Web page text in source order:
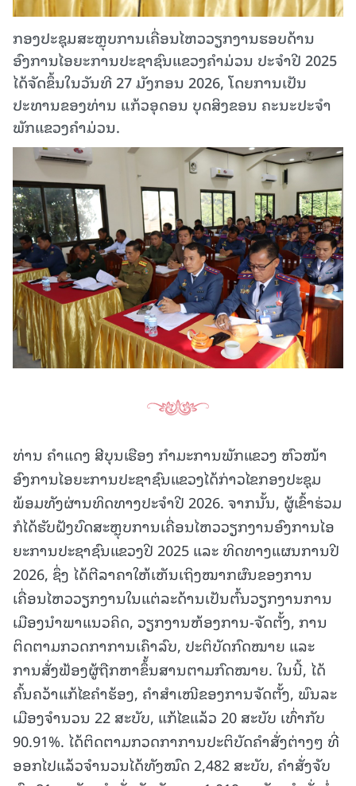
ກອງປະຊຸມສະຫຼຸບການເຄື່ອນໄຫວວຽກງານຮອບດ້ານ
ອົງການໄອຍະການປະຊາຊົນແຂວງຄໍາມ່ວນ ປະຈໍາປີ 2025
ໄດ້ຈັດຂຶ້ນໃນວັນທີ 27 ມັງກອນ 2026, ໂດຍການເປັນ
ປະທານຂອງທ່ານ ແກ້ວອຸດອນ ບຸດສິງຂອນ ຄະນະປະຈໍາ
ພັກແຂວງຄໍາມ່ວນ.
ທ່ານ ຄໍາແດງ ສີບຸນເຮືອງ ກໍາມະການພັກແຂວງ ຫົວໜ້າ
ອົງການໄອຍະການປະຊາຊົນແຂວງໄດ້ກ່າວໄຂກອງປະຊຸມ
ພ້ອມທັງຜ່ານທິດທາງປະຈໍາປີ 2026. ຈາກນັ້ນ, ຜູ້ເຂົ້າຮ່ວມ
ກໍໄດ້ຮັບຝັງບົດສະຫຼຸບການເຄື່ອນໄຫວວຽກງານອົງການໄອ
ຍະການປະຊາຊົນແຂວງປີ 2025 ແລະ ທິດທາງແຜນການປີ
2026, ຊຶ່ງ ໄດ້ຕີລາຄາໃຫ້ເຫັນເຖິງໝາກຜົນຂອງການ
ເຄື່ອນໄຫວວຽກງານໃນແຕ່ລະດ້ານເປັນຕົ້ນວຽກງານການ
ເມືອງນໍາພາແນວຄິດ, ວຽກງານຫ້ອງການ-ຈັດຕັ້ງ, ການ
ຕິດຕາມກວດກາການເຄົາລົບ, ປະຕິບັດກົດໝາຍ ແລະ
ການສັ່ງຟ້ອງຜູ້ຖືກຫາຂຶ້້ນສານຕາມກົດໝາຍ. ໃນນີ້, ໄດ້
ຄົ້ນຄວ້າແກ້ໄຂຄຳຮ້ອງ, ຄຳສຳເໜີຂອງການຈັດຕັ້ງ, ພົນລະ
ເມືອງຈໍານວນ 22 ສະບັບ, ແກ້ໄຂແລ້ວ 20 ສະບັບ ເທົ່າກັບ
90.91%. ໄດ້ຕິດຕາມກວດກາການປະຕິບັດຄໍາສັ່ງຕ່າງໆ ທີ່
ອອກໄປແລ້ວຈຳນວນໄດ້ທັງໝົດ 2,482 ສະບັບ, ຄໍາສັ່ງຈັບ